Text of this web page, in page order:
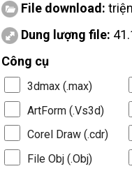
File download:
Dung lượng file:
Công cụ
3dmax (.max)
ArtForm (.Vs3d)
Corel Draw (.cdr)
File Obj (.Obj)